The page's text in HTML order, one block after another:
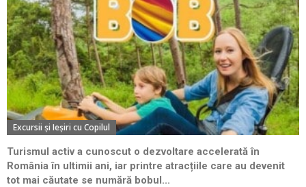
Excursii şi Ieşiri cu Copilul
Turismul activ a cunoscut o dezvoltare accelerată în
România în ultimii ani, iar printre atracțiile care au devenit
tot mai căutate se numără bobul...